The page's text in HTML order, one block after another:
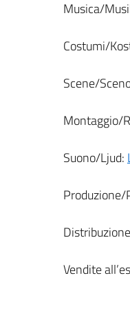
Musica/
Costumi/
Scene/
Montaggio/
Suono/Ljud:
Produzione/
Vendite